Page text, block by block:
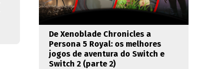
De Xenoblade Chronicles a
Persona 5 Royal: os melhores
jogos de aventura do Switch e
Switch 2 (parte 2)